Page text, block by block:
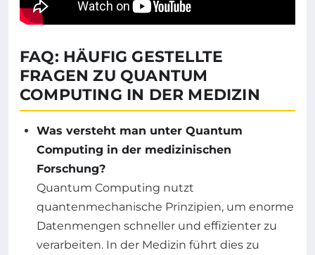
FAQ: HÄUFIG GESTELLTE
FRAGEN ZU QUANTUM
COMPUTING IN DER MEDIZIN
Was versteht man unter Quantum
Computing in der medizinischen
Forschung?
Quantum Computing nutzt
quantenmechanische Prinzipien, um enorme
Datenmengen schneller und effizienter zu
verarbeiten. In der Medizin führt dies zu